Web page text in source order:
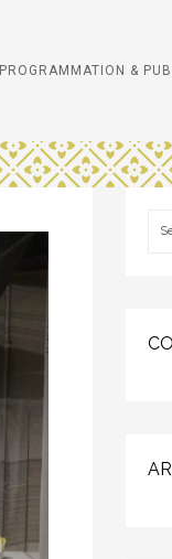
PROGRAMMATION &